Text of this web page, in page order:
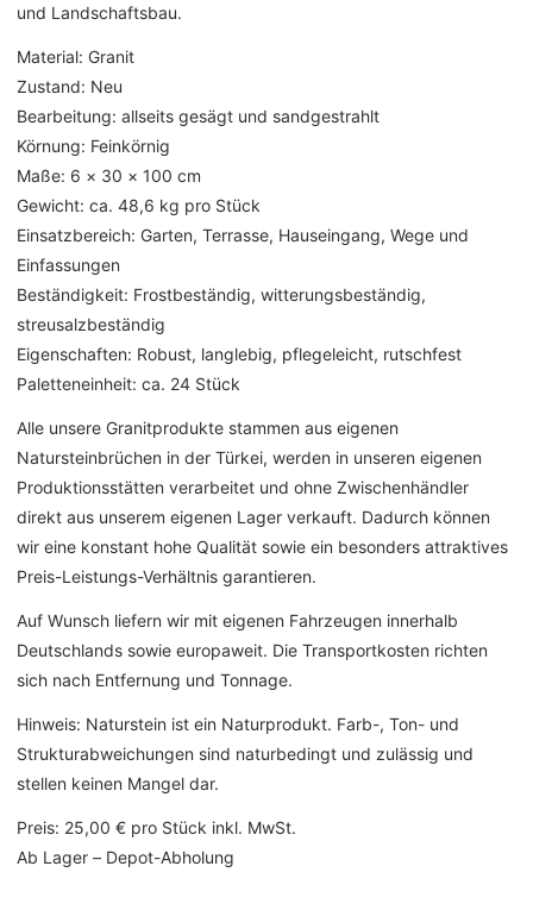
und Landschaftsbau.
Material: Granit
Zustand: Neu
Bearbeitung: allseits gesägt und sandgestrahlt
Körnung: Feinkörnig
Maße: 6 × 30 × 100 cm
Gewicht: ca. 48,6 kg pro Stück
Einsatzbereich: Garten, Terrasse, Hauseingang, Wege und
Einfassungen
Beständigkeit: Frostbeständig, witterungsbeständig,
streusalzbeständig
Eigenschaften: Robust, langlebig, pflegeleicht, rutschfest
Paletteneinheit: ca. 24 Stück
Alle unsere Granitprodukte stammen aus eigenen
Natursteinbrüchen in der Türkei, werden in unseren eigenen
Produktionsstätten verarbeitet und ohne Zwischenhändler
direkt aus unserem eigenen Lager verkauft. Dadurch können
wir eine konstant hohe Qualität sowie ein besonders attraktives
Preis-Leistungs-Verhältnis garantieren.
Auf Wunsch liefern wir mit eigenen Fahrzeugen innerhalb
Deutschlands sowie europaweit. Die Transportkosten richten
sich nach Entfernung und Tonnage.
Hinweis: Naturstein ist ein Naturprodukt. Farb-, Ton- und
Strukturabweichungen sind naturbedingt und zulässig und
stellen keinen Mangel dar.
Preis: 25,00 € pro Stück inkl. MwSt.
Ab Lager – Depot-Abholung